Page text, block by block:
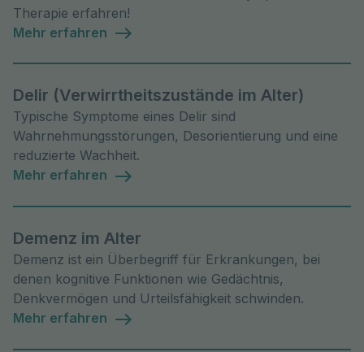
Therapie erfahren!
Mehr erfahren
Delir (Verwirrtheitszustände im Alter)
Typische Symptome eines Delir sind
Wahrnehmungsstörungen, Desorientierung und eine
reduzierte Wachheit.
Mehr erfahren
Demenz im Alter
Demenz ist ein Überbegriff für Erkrankungen, bei
denen kognitive Funktionen wie Gedächtnis,
Denkvermögen und Urteilsfähigkeit schwinden.
Mehr erfahren